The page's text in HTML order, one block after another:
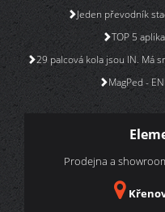
Jeden převodník
TOP 5
29 palcová kola jsou IN. Má
MagPed -
Prodejna a